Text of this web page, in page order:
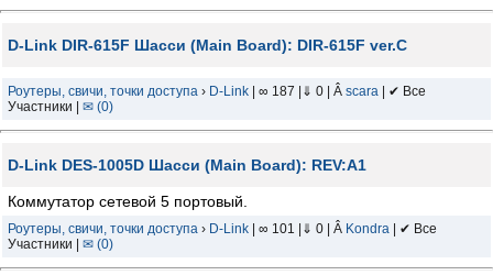
D-Link DIR-615F Шасси (Main Board): DIR-615F ver.C
Роутеры, свичи, точки доступа › D-Link | ∞ 187 |⇓ 0 | Â scara | ✔ Все
Участники | ✉ (0)
D-Link DES-1005D Шасси (Main Board): REV:A1
Коммутатор сетевой 5 портовый.
Роутеры, свичи, точки доступа › D-Link | ∞ 101 |⇓ 0 | Â Kondra | ✔ Все
Участники | ✉ (0)